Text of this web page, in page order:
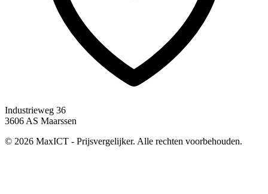
Industrieweg 36
3606 AS Maarssen
© 2026 MaxICT - Prijsvergelijker. Alle rechten voorbehouden.